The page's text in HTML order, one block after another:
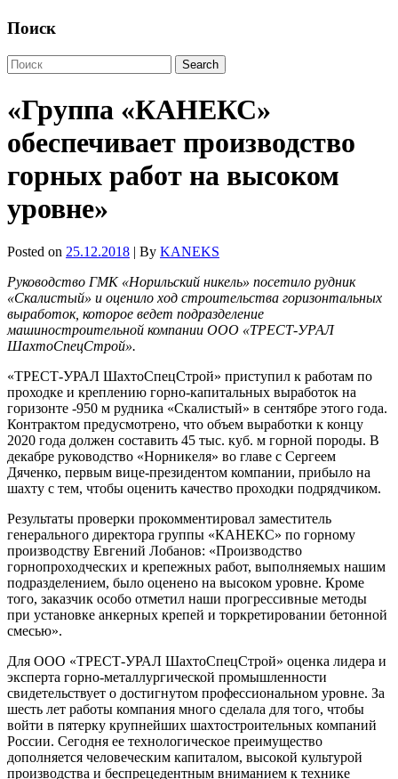
Поиск
«Группа «КАНЕКС»
обеспечивает производство
горных работ на высоком
уровне»
Posted on 25.12.2018 | By KANEKS
Руководство ГМК «Норильский никель» посетило рудник
«Скалистый» и оценило ход строительства горизонтальных
выработок, которое ведет подразделение
машиностроительной компании ООО «ТРЕСТ-УРАЛ
ШахтоСпецСтрой».
«ТРЕСТ-УРАЛ ШахтоСпецСтрой» приступил к работам по
проходке и креплению горно-капитальных выработок на
горизонте -950 м рудника «Скалистый» в сентябре этого года.
Контрактом предусмотрено, что объем выработки к концу
2020 года должен составить 45 тыс. куб. м горной породы. В
декабре руководство «Норникеля» во главе с Сергеем
Дяченко, первым вице-президентом компании, прибыло на
шахту с тем, чтобы оценить качество проходки подрядчиком.
Результаты проверки прокомментировал заместитель
генерального директора группы «КАНЕКС» по горному
производству Евгений Лобанов: «Производство
горнопроходческих и крепежных работ, выполняемых нашим
подразделением, было оценено на высоком уровне. Кроме
того, заказчик особо отметил наши прогрессивные методы
при установке анкерных крепей и торкретировании бетонной
смесью».
Для ООО «ТРЕСТ-УРАЛ ШахтоСпецСтрой» оценка лидера и
эксперта горно-металлургической промышленности
свидетельствует о достигнутом профессиональном уровне. За
шесть лет работы компания много сделала для того, чтобы
войти в пятерку крупнейших шахтостроительных компаний
России. Сегодня ее технологическое преимущество
дополняется человеческим капиталом, высокой культурой
производства и беспрецедентным вниманием к технике